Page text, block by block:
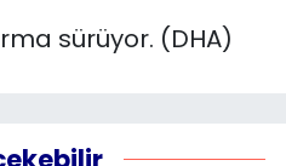
sürüyor. (DHA)